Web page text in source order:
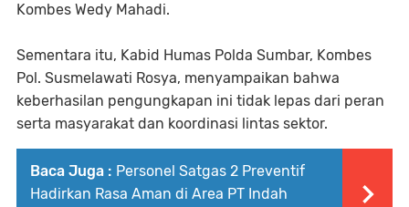
Kombes Wedy Mahadi.
Sementara itu, Kabid Humas Polda Sumbar, Kombes
Pol. Susmelawati Rosya, menyampaikan bahwa
keberhasilan pengungkapan ini tidak lepas dari peran
serta masyarakat dan koordinasi lintas sektor.
Baca Juga : Personel Satgas 2 Preventif
Hadirkan Rasa Aman di Area PT Indah